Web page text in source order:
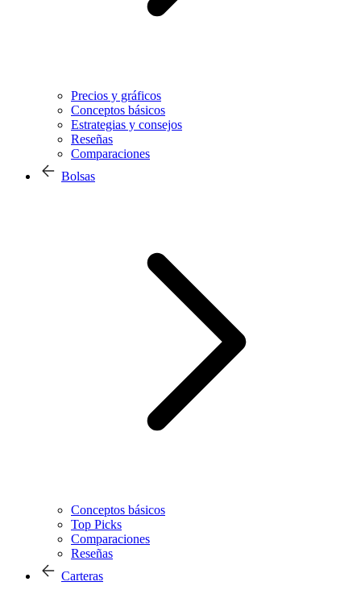
Precios y gráficos
Conceptos básicos
Estrategias y consejos
Reseñas
Comparaciones
Bolsas
Conceptos básicos
Top Picks
Comparaciones
Reseñas
Carteras